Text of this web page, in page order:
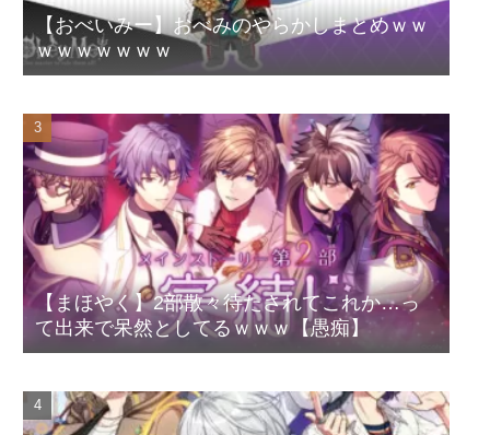
【おべいみー】おべみのやらかしまとめｗｗ
ｗｗｗｗｗｗｗ
【まほやく】2部散々待たされてこれか…っ
て出来で呆然としてるｗｗｗ【愚痴】